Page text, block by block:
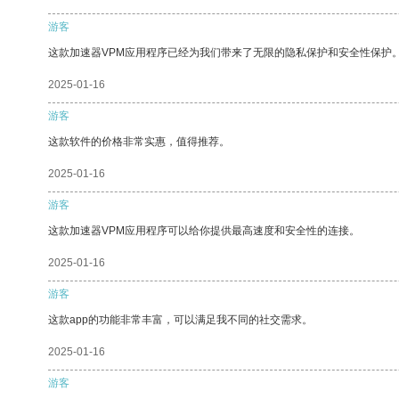
游客
这款加速器VPM应用程序已经为我们带来了无限的隐私保护和安全性保护
2025-01-16
游客
这款软件的价格非常实惠，值得推荐。
2025-01-16
游客
这款加速器VPM应用程序可以给你提供最高速度和安全性的连接。
2025-01-16
游客
这款app的功能非常丰富，可以满足我不同的社交需求。
2025-01-16
游客